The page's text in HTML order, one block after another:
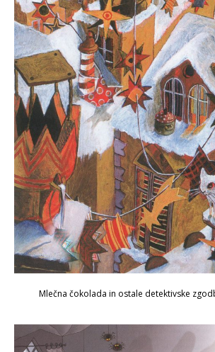
Mlečna čokolada in ostale detektivske